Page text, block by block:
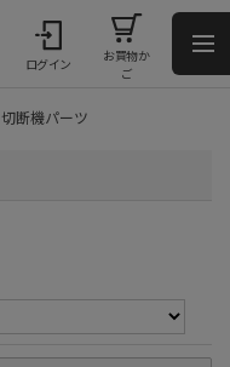
ログイン
お買物か
ご
切断機パーツ